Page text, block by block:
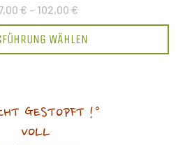
€ – 102,00 €
WÄHLEN
GESTOPFT !°
VOLL